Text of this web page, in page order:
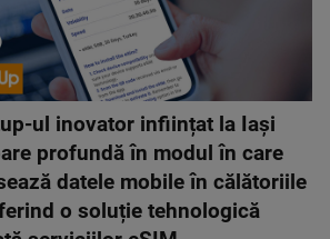
ul inovator inființat la Iași
profundă în modul în care
datele mobile în călătoriile
o soluție tehnologică